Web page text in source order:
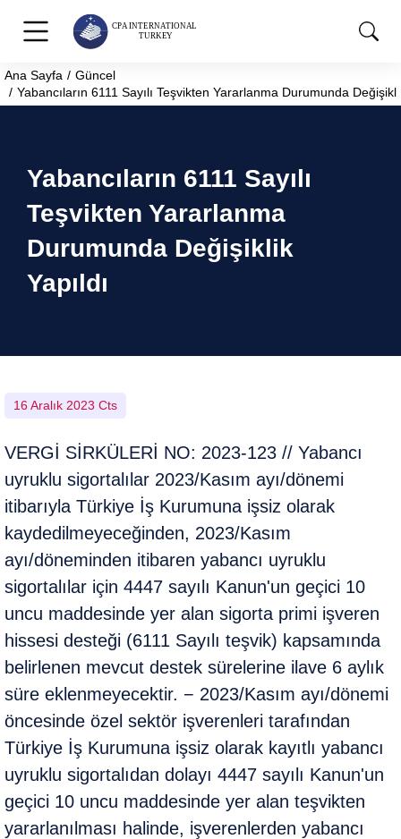
You are here:
Ana Sayfa
Güncel
Yabancıların 6111 Sayılı Teşvikten Yararlanma Durumunda
Yabancıların 6111 Sayılı
Teşvikten Yararlanma
Durumunda Değişiklik
Yapıldı
16 Aralık 2023 Cts
VERGİ SİRKÜLERİ NO: 2023-123 // Yabancı
uyruklu sigortalılar 2023/Kasım ayı/dönemi
itibarıyla Türkiye İş Kurumuna işsiz olarak
kaydedilmeyeceğinden, 2023/Kasım
ayı/döneminden itibaren yabancı uyruklu
sigortalılar için 4447 sayılı Kanun'un geçici 10
uncu maddesinde yer alan sigorta primi işveren
hissesi desteği (6111 Sayılı teşvik) kapsamında
belirlenen mevcut destek sürelerine ilave 6 aylık
süre eklenmeyecektir. − 2023/Kasım ayı/dönemi
öncesinde özel sektör işverenleri tarafından
Türkiye İş Kurumuna işsiz olarak kayıtlı yabancı
uyruklu sigortalıdan dolayı 4447 sayılı Kanun'un
geçici 10 uncu maddesinde yer alan teşvikten
yararlanılması halinde, işverenlerden yabancı